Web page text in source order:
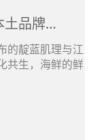
土品牌…
的靛蓝肌理与江
共生，海鲜的鲜